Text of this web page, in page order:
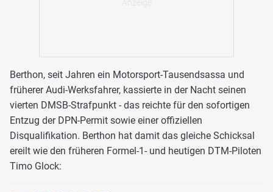
Berthon, seit Jahren ein Motorsport-Tausendsassa und
früherer Audi-Werksfahrer, kassierte in der Nacht seinen
vierten DMSB-Strafpunkt - das reichte für den sofortigen
Entzug der DPN-Permit sowie einer offiziellen
Disqualifikation. Berthon hat damit das gleiche Schicksal
ereilt wie den früheren Formel-1- und heutigen DTM-Piloten
Timo Glock: